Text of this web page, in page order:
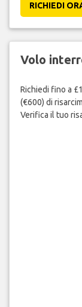
RICHIEDI
Volo
Richiedi fino a
(€600) di
Verifica il tuo